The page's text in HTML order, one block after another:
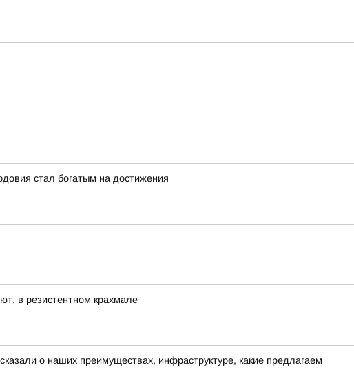
стал богатым на достижения
в резистентном крахмале
о наших преимуществах, инфраструктуре, какие предлагаем